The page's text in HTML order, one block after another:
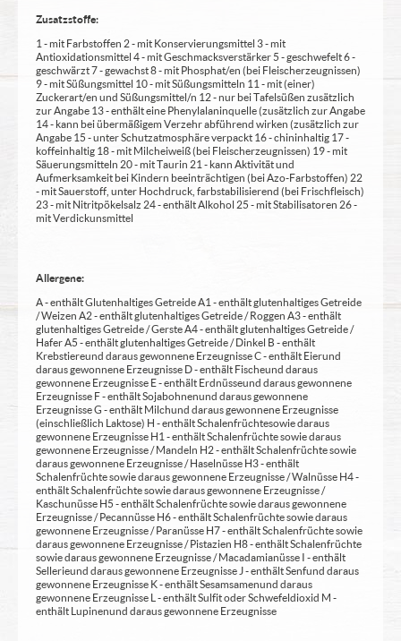
Zusatzstoffe:
1 - mit Farbstoffen 2 - mit Konservierungsmittel 3 - mit
Antioxidationsmittel 4 - mit Geschmacksverstärker 5 - geschwefelt 6 -
geschwärzt 7 - gewachst 8 - mit Phosphat/en (bei Fleischerzeugnissen)
9 - mit Süßungsmittel 10 - mit Süßungsmitteln 11 - mit (einer)
Zuckerart/en und Süßungsmittel/n 12 - nur bei Tafelsüßen zusätzlich
zur Angabe 13 - enthält eine Phenylalaninquelle (zusätzlich zur Angabe
14 - kann bei übermäßigem Verzehr abführend wirken (zusätzlich zur
Angabe 15 - unter Schutzatmosphäre verpackt 16 - chininhaltig 17 -
koffeinhaltig 18 - mit Milcheiweiß (bei Fleischerzeugnissen) 19 - mit
Säuerungsmitteln 20 - mit Taurin 21 - kann Aktivität und
Aufmerksamkeit bei Kindern beeinträchtigen (bei Azo-Farbstoffen) 22
- mit Sauerstoff, unter Hochdruck, farbstabilisierend (bei Frischfleisch)
23 - mit Nitritpökelsalz 24 - enthält Alkohol 25 - mit Stabilisatoren 26 -
mit Verdickunsmittel
Allergene:
A - enthält Glutenhaltiges Getreide A1 - enthält glutenhaltiges Getreide
/ Weizen A2 - enthält glutenhaltiges Getreide / Roggen A3 - enthält
glutenhaltiges Getreide / Gerste A4 - enthält glutenhaltiges Getreide /
Hafer A5 - enthält glutenhaltiges Getreide / Dinkel B - enthält
Krebstiere und daraus gewonnene Erzeugnisse C - enthält Eier und
daraus gewonnene Erzeugnisse D - enthält Fische und daraus
gewonnene Erzeugnisse E - enthält Erdnüsse und daraus gewonnene
Erzeugnisse F - enthält Sojabohnen und daraus gewonnene
Erzeugnisse G - enthält Milch und daraus gewonnene Erzeugnisse
(einschließlich Laktose) H - enthält Schalenfrüchte sowie daraus
gewonnene Erzeugnisse H1 - enthält Schalenfrüchte sowie daraus
gewonnene Erzeugnisse / Mandeln H2 - enthält Schalenfrüchte sowie
daraus gewonnene Erzeugnisse / Haselnüsse H3 - enthält
Schalenfrüchte sowie daraus gewonnene Erzeugnisse / Walnüsse H4 -
enthält Schalenfrüchte sowie daraus gewonnene Erzeugnisse /
Kaschunüsse H5 - enthält Schalenfrüchte sowie daraus gewonnene
Erzeugnisse / Pecannüsse H6 - enthält Schalenfrüchte sowie daraus
gewonnene Erzeugnisse / Paranüsse H7 - enthält Schalenfrüchte sowie
daraus gewonnene Erzeugnisse / Pistazien H8 - enthält Schalenfrüchte
sowie daraus gewonnene Erzeugnisse / Macadamianüsse I - enthält
Sellerie und daraus gewonnene Erzeugnisse J - enthält Senf und daraus
gewonnene Erzeugnisse K - enthält Sesamsamen und daraus
gewonnene Erzeugnisse L - enthält Sulfit oder Schwefeldioxid M -
enthält Lupinen und daraus gewonnene Erzeugnisse